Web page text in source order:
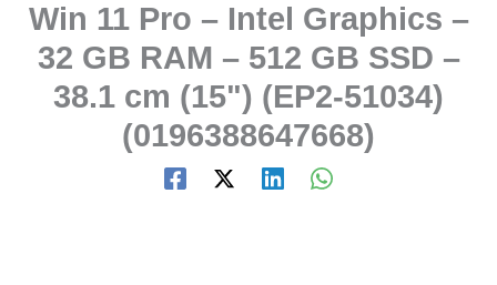
Win 11 Pro – Intel Graphics –
32 GB RAM – 512 GB SSD –
38.1 cm (15") (EP2-51034)
(0196388647668)